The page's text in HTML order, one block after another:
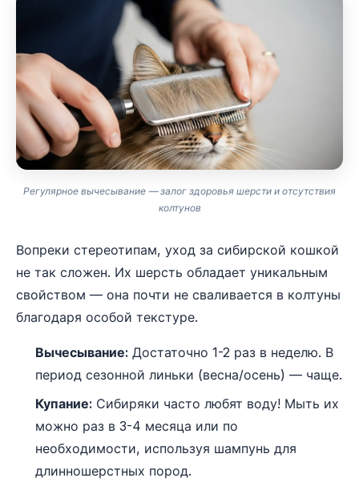
Регулярное вычесывание — залог здоровья шерсти и отсутствия
колтунов
Вопреки стереотипам, уход за сибирской кошкой
не так сложен. Их шерсть обладает уникальным
свойством — она почти не сваливается в колтуны
благодаря особой текстуре.
Вычесывание: Достаточно 1-2 раз в неделю. В
период сезонной линьки (весна/осень) — чаще.
Купание: Сибиряки часто любят воду! Мыть их
можно раз в 3-4 месяца или по
необходимости, используя шампунь для
длинношерстных пород.